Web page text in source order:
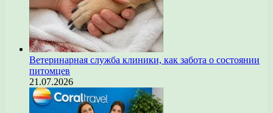
Ветеринарная служба клиники, как забота о состоянии
питомцев
21.07.2026